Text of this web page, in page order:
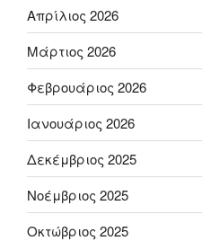
Απρίλιος 2026
Μάρτιος 2026
Φεβρουάριος 2026
Ιανουάριος 2026
Δεκέμβριος 2025
Νοέμβριος 2025
Οκτώβριος 2025